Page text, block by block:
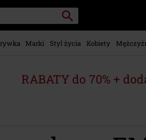
Szukaj
Marki Styl życia Kobiety
RABATY do 70% +